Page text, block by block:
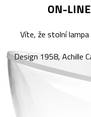
ON-LINE
Víte, že stolní
Design 1958, Achille